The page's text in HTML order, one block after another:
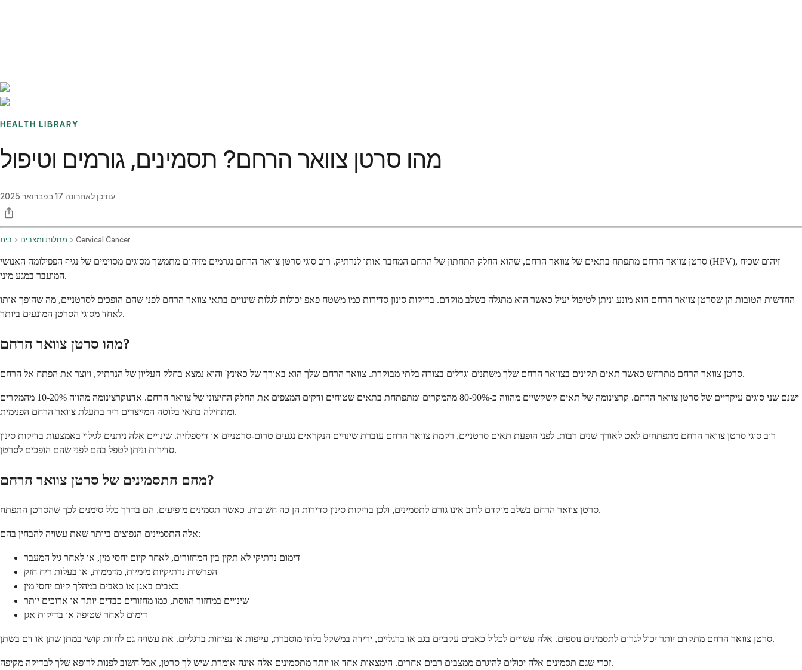
HEALTH LIBRARY
מהו סרטן צוואר הרחם? תסמינים, גורמים וטיפול
עודכן לאחרונה 17 בפברואר 2025
בית מחלות ומצבים Cervical Cancer
סרטן צוואר הרחם מתפתח בתאים של צוואר הרחם, שהוא החלק התחתון של הרחם המחבר אותו לנרתיק. רוב סוגי סרטן צוואר הרחם נגרמים מזיהום מתמשך מסוגים מסוימים של נגיף הפפילומה האנושי (HPV), זיהום שכיח
המועבר במגע מיני.
החדשות הטובות הן שסרטן צוואר הרחם הוא מונע וניתן לטיפול יעיל כאשר הוא מתגלה בשלב מוקדם. בדיקות סינון סדירות כמו משטח פאפ יכולות לגלות שינויים בתאי צוואר הרחם לפני שהם הופכים לסרטניים, מה שהופך אותו
לאחד מסוגי הסרטן המונעים ביותר.
מהו סרטן צוואר הרחם?
סרטן צוואר הרחם מתרחש כאשר תאים תקינים בצוואר הרחם שלך משתנים וגדלים בצורה בלתי מבוקרת. צוואר הרחם שלך הוא באורך של כאינץ' והוא נמצא בחלק העליון של הנרתיק, ויוצר את הפתח אל הרחם.
ישנם שני סוגים עיקריים של סרטן צוואר הרחם. קרצינומה של תאים קשקשיים מהווה כ-80-90% מהמקרים ומתפתחת בתאים שטוחים ודקים המצפים את החלק החיצוני של צוואר הרחם. אדנוקרצינומה מהווה 10-20% מהמקרים
ומתחילה בתאי בלוטה המייצרים ריר בתעלת צוואר הרחם הפנימית.
רוב סוגי סרטן צוואר הרחם מתפתחים לאט לאורך שנים רבות. לפני הופעת תאים סרטניים, רקמת צוואר הרחם עוברת שינויים הנקראים נגעים טרום-סרטניים או דיספלזיה. שינויים אלה ניתנים לגילוי באמצעות בדיקות סינון
סדירות וניתן לטפל בהם לפני שהם הופכים לסרטן.
מהם התסמינים של סרטן צוואר הרחם?
סרטן צוואר הרחם בשלב מוקדם לרוב אינו גורם לתסמינים, ולכן בדיקות סינון סדירות הן כה חשובות. כאשר תסמינים מופיעים, הם בדרך כלל סימנים לכך שהסרטן התפתח.
אלה התסמינים הנפוצים ביותר שאת עשויה להבחין בהם:
דימום נרתיקי לא תקין בין המחזורים, לאחר קיום יחסי מין, או לאחר גיל המעבר
הפרשות נרתיקיות מימיות, מדממות, או בעלות ריח חזק
כאבים באגן או כאבים במהלך קיום יחסי מין
שינויים במחזור הווסת, כמו מחזורים כבדים יותר או ארוכים יותר
דימום לאחר שטיפה או בדיקות אגן
סרטן צוואר הרחם מתקדם יותר יכול לגרום לתסמינים נוספים. אלה עשויים לכלול כאבים עקביים בגב או ברגליים, ירידה במשקל בלתי מוסברת, עייפות או נפיחות ברגליים. את עשויה גם לחוות קושי במתן שתן או דם בשתן.
זכרי שגם תסמינים אלה יכולים להיגרם ממצבים רבים אחרים. הימצאות אחד או יותר מתסמינים אלה אינה אומרת שיש לך סרטן, אבל חשוב לפנות לרופא שלך לבדיקה מקיפה.